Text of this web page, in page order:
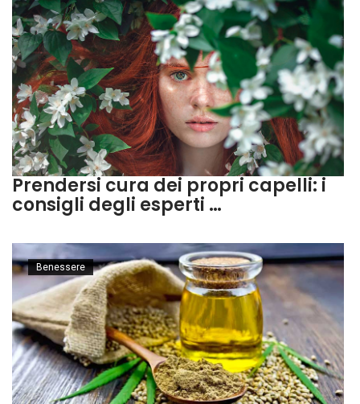
Prendersi cura dei propri capelli: i
consigli degli esperti …
Benessere